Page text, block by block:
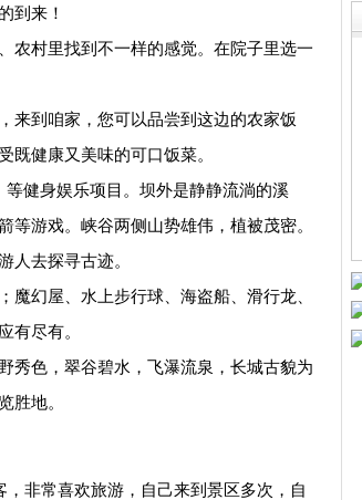
到来！
村里找到不一样的感觉。在院子里选一
到咱家，您可以品尝到这边的农家饭
既健康又美味的可口饭菜。
健身娱乐项目。坝外是静静流淌的溪
游戏。峡谷两侧山势雄伟，植被茂密。
人去探寻古迹。
幻屋、水上步行球、海盗船、滑行龙、
有尽有。
色，翠谷碧水，飞瀑流泉，长城古貌为
胜地。
非常喜欢旅游，自己来到景区多次，自